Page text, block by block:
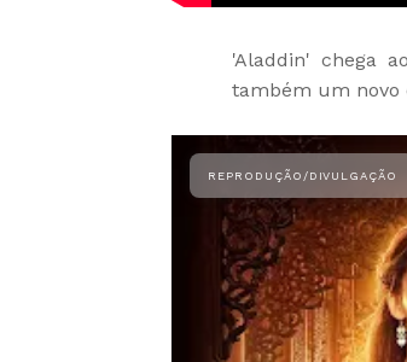
'Aladdin' chega
também um novo